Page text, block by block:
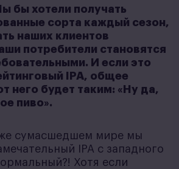
бы хотели получать
сорта каждый сезон,
наших клиентов
потребители становятся
И если это
IPA, общее
него будет таким: «Ну да,
пиво».
же сумасшедшем мире мы
IPA с западного
Хотя если